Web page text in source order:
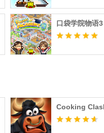
口袋学院物语3
Cooking